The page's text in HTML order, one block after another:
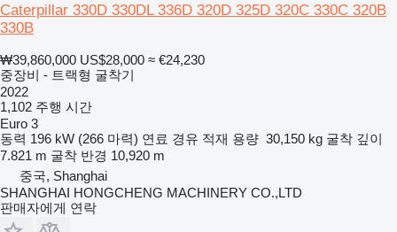
Caterpillar 330D 330DL 336D 320D 325D 320C 330C 320B
330B
₩39,860,000 US$28,000 ≈ €24,230
중장비 - 트랙형 굴착기
2022
1,102 주행 시간
Euro 3
동력 196 kW (266 마력) 연료 경유 적재 용량 30,150 kg 굴착 깊이
7.821 m 굴착 반경 10,920 m
중국, Shanghai
SHANGHAI HONGCHENG MACHINERY CO.,LTD
판매자에게 연락